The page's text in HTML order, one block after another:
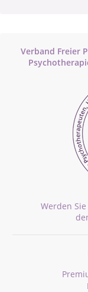
Verband Freier
Werden